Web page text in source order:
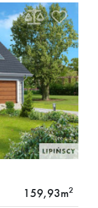
159,93m2